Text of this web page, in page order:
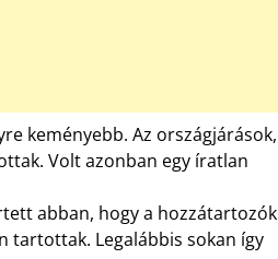
keményebb. Az országjárások,
Volt azonban egy íratlan
abban, hogy a hozzátartozók
tartottak. Legalábbis sokan így